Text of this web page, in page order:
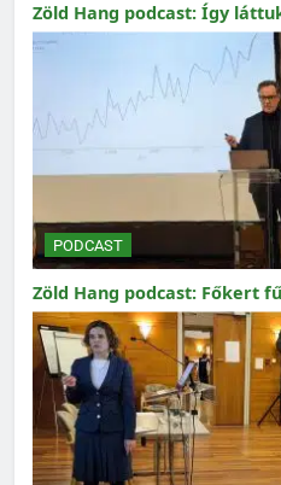
Zöld Hang podcast: Így
PODCAST
Zöld Hang podcast: Főkert